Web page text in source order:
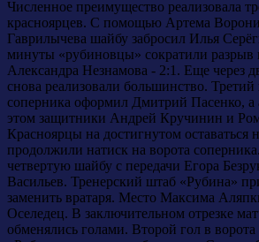
Численное преимущество реализовала
красноярцев. С помощью Артема
Гаврилычева шайбу забросил Илья
минуты «рубиновцы» сократили разрыв
Александра Незнамова - 2:1. Еще через
снова реализовали большинство. Третий
соперника оформил Дмитрий Пасенко, а
этом защитники Андрей Кручинин и
Красноярцы на достигнутом оставаться
продолжили натиск на ворота
четвертую шайбу с передачи Егора
Васильев. Тренерский штаб «Рубина»
заменить вратаря. Место Максима
Оселедец. В заключительном отрезке
обменялись голами. Второй гол в